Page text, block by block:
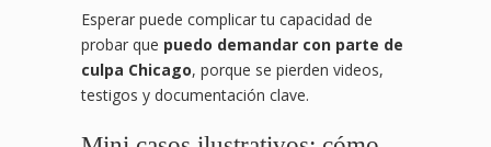
Esperar puede complicar tu capacidad de
probar que puedo demandar con parte de
culpa Chicago, porque se pierden videos,
testigos y documentación clave.